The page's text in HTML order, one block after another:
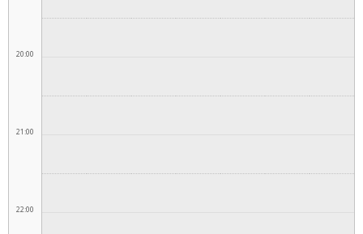
20:00
21:00
22:00